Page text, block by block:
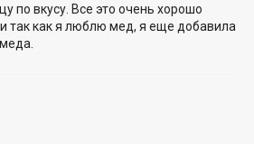
по вкусу. Все это очень хорошо
так как я люблю мед, я еще добавила